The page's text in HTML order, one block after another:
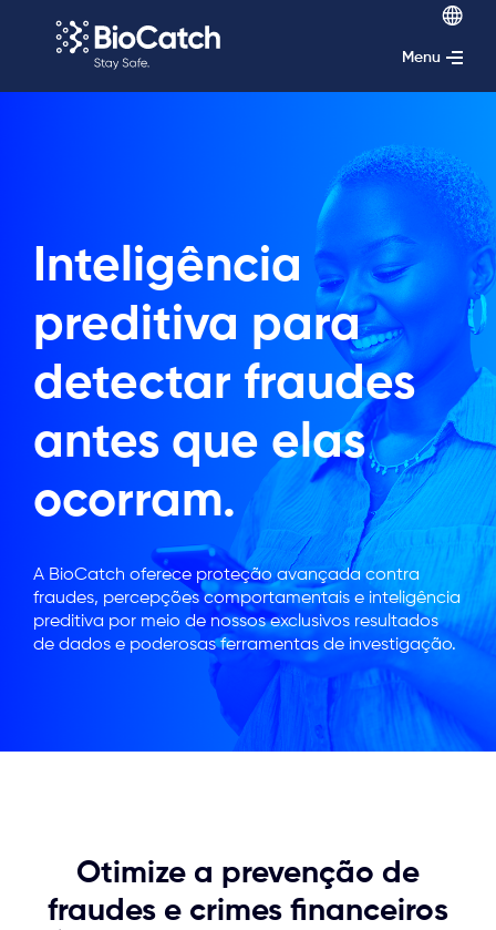
Menu
Inteligência
preditiva para
detectar fraudes
antes que elas
ocorram.
A BioCatch oferece proteção avançada contra
fraudes, percepções comportamentais e inteligência
preditiva por meio de nossos exclusivos resultados
de dados e poderosas ferramentas de investigação.
Otimize a prevenção de
fraudes e crimes financeiros